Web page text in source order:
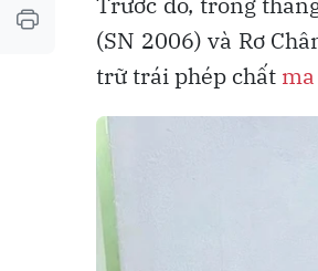
(SN 2006) và Rơ
trữ trái phép chất